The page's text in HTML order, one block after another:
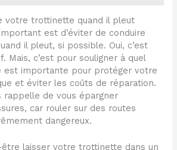
votre trottinette quand il pleut
est d’éviter de conduire
il pleut, si possible. Oui, c’est
Mais, c’est pour souligner à quel
est importante pour protéger votre
et éviter les coûts de réparation.
rappelle de vous épargner
car rouler sur des routes
dangereux.
laisser votre trottinette dans un